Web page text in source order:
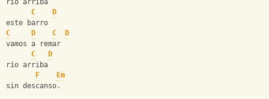
río arriba
C
D
este barro
C
D C
D
vamos a remar
C
D
río arriba
F
Em
sin descanso.